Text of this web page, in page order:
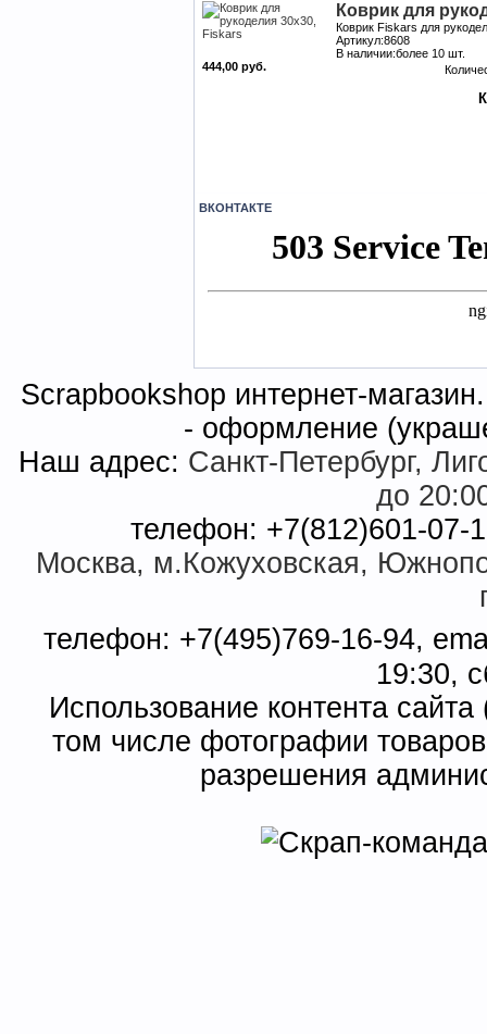
Коврик для
Коврик Fiskars для
Артикул:8608
В наличии:более 10 шт.
444,00 руб.
ВКОНТАКТЕ
Scrapbookshop интернет-
- оформление
Наш адрес: Санкт-Петербург,
до
телефон: +7(812)601-07-
Москва, м.Кожуховская,
телефон: +7(495)769-16-94,
19:30,
Использование контента
том числе фотографии
разрешения